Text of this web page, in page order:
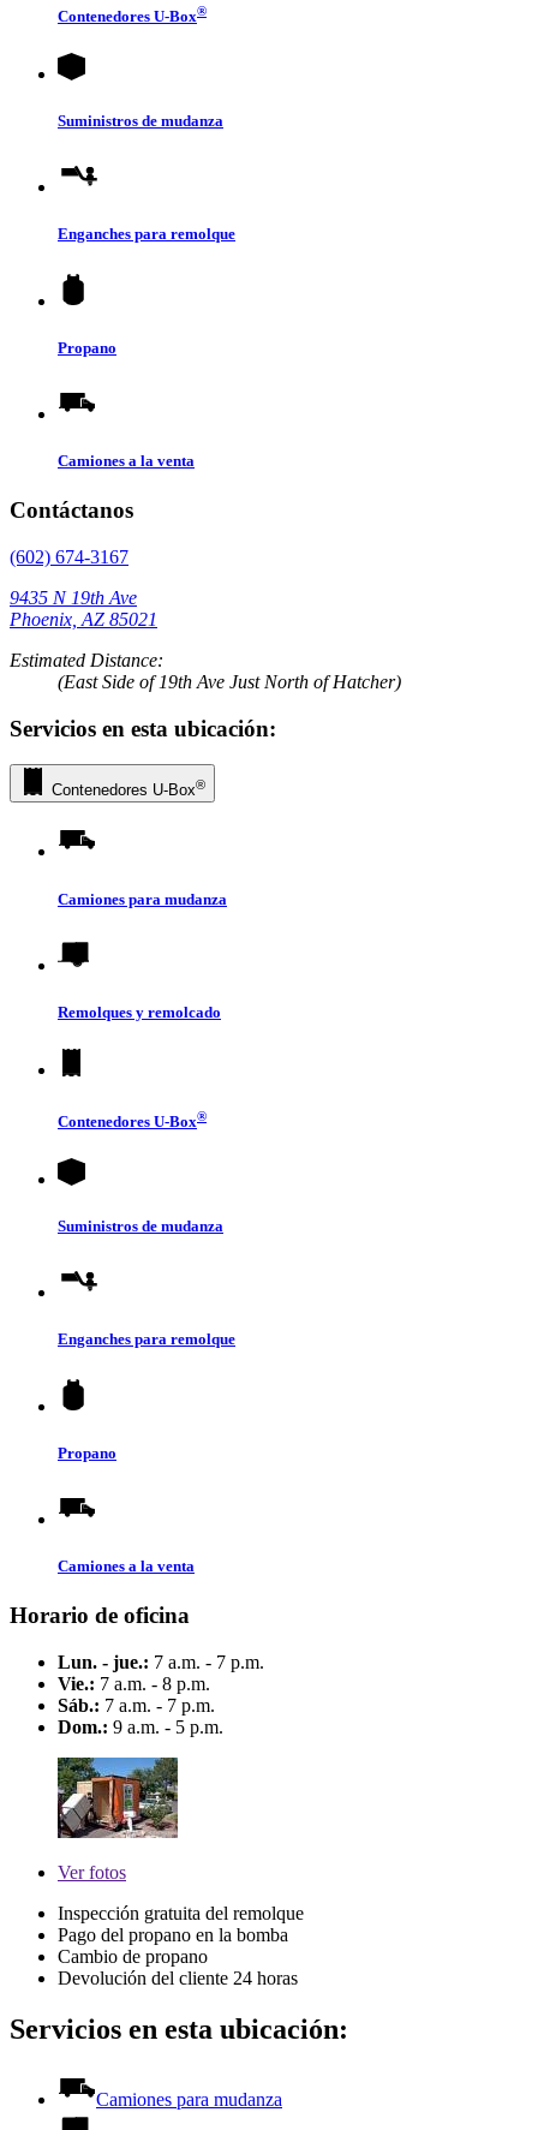
Contenedores U-Box®
Suministros de mudanza
Enganches para remolque
Propano
Camiones a la venta
Contáctanos
(602) 674-3167
9435 N 19th Ave
Phoenix, AZ 85021
Estimated Distance:
(East Side of 19th Ave Just North of Hatcher)
Servicios en esta ubicación:
Contenedores U-Box®
Camiones para mudanza
Remolques y remolcado
Contenedores U-Box®
Suministros de mudanza
Enganches para remolque
Propano
Camiones a la venta
Horario de oficina
Lun. - jue.: 7 a.m. - 7 p.m.
Vie.: 7 a.m. - 8 p.m.
Sáb.: 7 a.m. - 7 p.m.
Dom.: 9 a.m. - 5 p.m.
Verfotos
Inspección gratuita del remolque
Pago del propano en la bomba
Cambio de propano
Devolución del cliente 24 horas
Servicios en esta ubicación:
Camiones para mudanza